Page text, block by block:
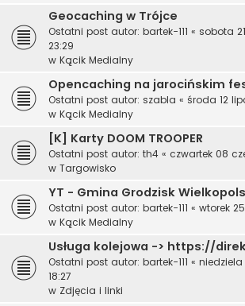
Geocaching w Trójce
Ostatni post autor: bartek-111 « sobota
23:29
w Kącik Medialny
Opencaching na jarocińskim
Ostatni post autor: szabla « środa 12
w Kącik Medialny
[K] Karty DOOM TROOPER
Ostatni post autor: th4 « czwartek 08
w Targowisko
YT - Gmina Grodzisk
Ostatni post autor: bartek-111 « wtorek
w Kącik Medialny
Usługa kolejowa -> https://
Ostatni post autor: bartek-111 « niedziela
18:27
w Zdjęcia i linki